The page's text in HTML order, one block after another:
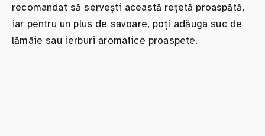
recomandat să servești această rețetă proaspătă,
iar pentru un plus de savoare, poți adăuga suc de
lămâie sau ierburi aromatice proaspete.